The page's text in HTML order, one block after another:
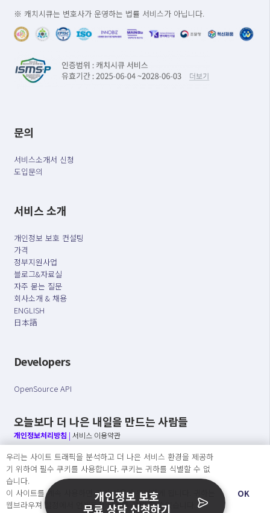
※ 캐치시큐는 변호사가 운영하는 법률 서비스가 아닙니다.
문의
서비스소개서 신청
도입문의
서비스 소개
개인정보 보호 컨설팅
가격
정부지원사업
블로그&자료실
자주 묻는 질문
회사소개 & 채용
ENGLISH
日本語
Developers
OpenSource API
오늘보다 더 나은 내일을 만드는 사람들
개인정보처리방침 | 서비스 이용약관
○ 개인정보보호 컴플라이언스를 선도하겠습니다.
○ 정보주체의 권리를 보장하겠습니다.
○ 기업의 개인정보보호를 위한 효율적 관리를 보장하겠습니다.
우리는 사이트 트래픽을 분석하고 더 나은 서비스 환경을 제공하
기 위하여 필수 쿠키를 사용합니다. 쿠키는 귀하를 식별할 수 없
습니다.
이 사이트를 계속 사용하면 쿠키 사용에 동의하게 됩니다. 귀하는
웹브라우져 설정에서 언제든지 쿠키를 삭제 할 수있습니다.
OK
개인정보 보호
무료 상담 신청하기